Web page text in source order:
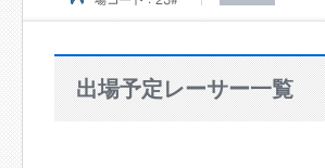
出場予定レーサー一覧